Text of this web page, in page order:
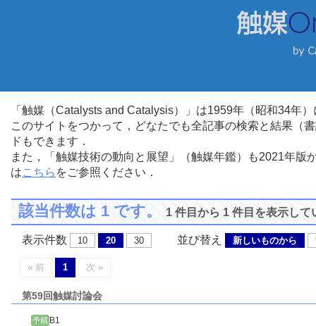
「触媒（Catalysts and Catalysis）」は1959年（昭和34年
このサイトをつかって，どなたでも全記事の検索と結果（
ドもできます．
また，「触媒技術の動向と展望」（触媒年鑑）も2021年
はこちら をご参照ください．
該当件数は 1 です。1 件目から 1 件目を表示して
表示件数 10 20 30 並び替え 新しいものから
« 前 1 次 »
第59回触媒討論会
予稿 B1